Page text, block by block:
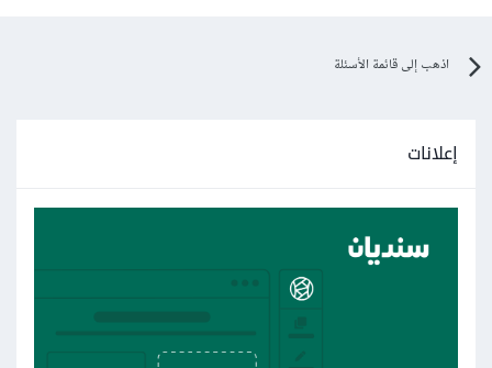
اذهب إلى قائمة الأسئلة
إعلانات